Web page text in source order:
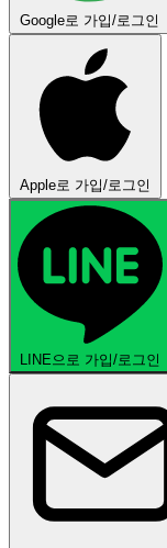
Google로 가입/로그인
Apple로 가입/로그인
LINE으로 가입/로그인